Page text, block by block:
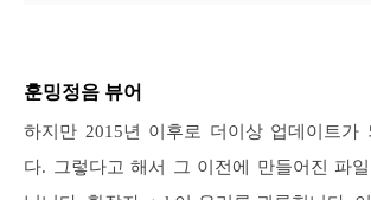
훈밍정음 뷰어
하지만 2015년 이후로 더이상 업데이트가
다. 그렇다고 해서 그 이전에 만들어진 파